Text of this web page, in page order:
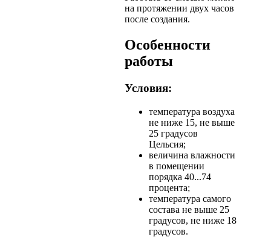
на протяжении двух часов
после создания.
Особенности
работы
Условия:
температура воздуха
не ниже 15, не выше
25 градусов
Цельсия;
величина влажности
в помещении
порядка 40...74
процента;
температура самого
состава не выше 25
градусов, не ниже 18
градусов.